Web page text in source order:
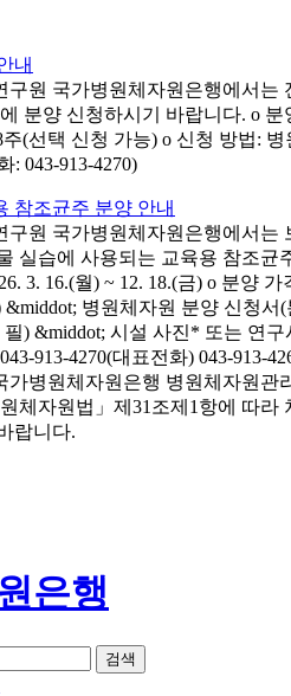
내
구원 국가병원체자원은행에서
분양 신청하시기 바랍니다. o 분
주(선택 신청 가능) o 신청 방법:
: 043-913-4270)
참조균주 분양 안내
구원 국가병원체자원은행에서
실습에 사용되는 교육용 참조균
3. 16.(월) ~ 12. 18.(금) o 분양
병원체자원 분양 신청
) &middot; 시설 사진* 또는 연
913-4270(대표전화) 043-
가병원체자원은행 병원체자원
체자원법」제31조제1항에 따
랍니다.
은행